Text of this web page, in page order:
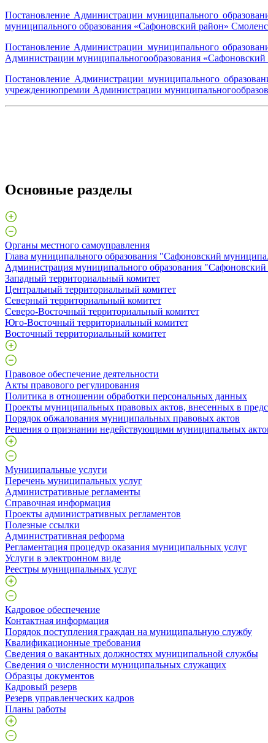
Постановление Администрации муниципального
муниципального образования «Сафоновский район»
Постановление Администрации муниципального
Администрации муниципальногообразования
Постановление Администрации муниципального
учреждениюпремии Администрации
Основные разделы
Органы местного самоуправления
Глава муниципального образования "Сафоновский
Администрация муниципального образования
Западный территориальный комитет
Центральный территориальный комитет
Северный территориальный комитет
Северо-Восточный территориальный комитет
Юго-Восточный территориальный комитет
Восточный территориальный комитет
Правовое обеспечение деятельности
Акты правового регулирования
Политика в отношении обработки персональных данных
Проекты муниципальных правовых актов, внесенных в
Порядок обжалования муниципальных правовых актов
Решения о признании недействующими муниципальных
Муниципальные услуги
Перечень муниципальных услуг
Административные регламенты
Справочная информация
Проекты административных регламентов
Полезные ссылки
Административная реформа
Регламентация процедур оказания муниципальных услуг
Услуги в электронном виде
Реестры муниципальных услуг
Кадровое обеспечение
Контактная информация
Порядок поступления граждан на муниципальную службу
Квалификационные требования
Сведения о вакантных должностях муниципальной службы
Сведения о численности муниципальных служащих
Образцы документов
Кадровый резерв
Резерв управленческих кадров
Планы работы